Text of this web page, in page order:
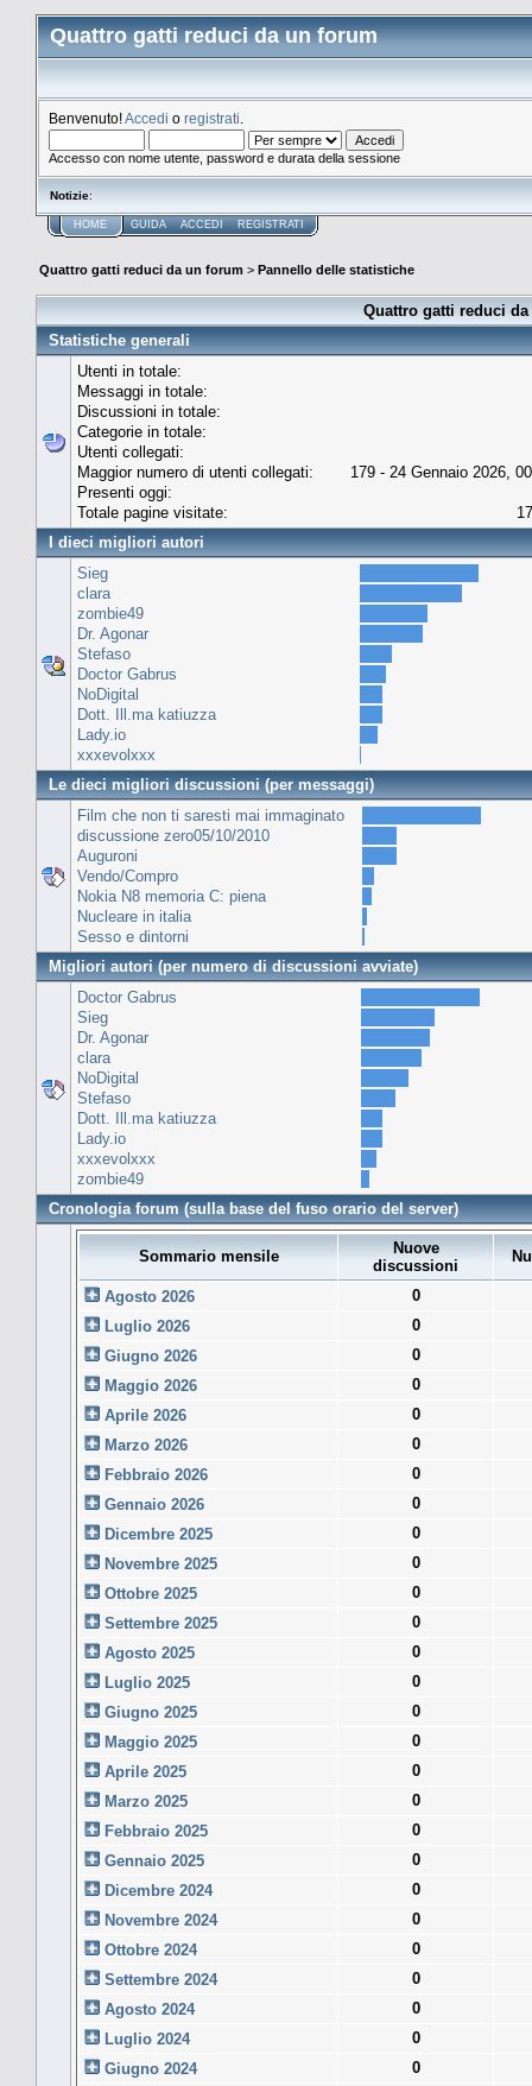
Quattro gatti reduci da un forum
Benvenuto!Accedi o registrati
Accesso con nome utente, password e durata della sessione
Notizie:
HOME GUIDA ACCEDI REGISTRATI
Quattro gatti reduci da un forum > Pannello delle statistiche
Quattro gatti reduci
Statistiche generali
Utenti in totale:
Messaggi in totale:
Discussioni in totale:
Categorie in totale:
Utenti collegati:
Maggior numero di utenti collegati:
179 - 24 Gennaio 2026,
Presenti oggi:
Totale pagine visitate:
I dieci migliori autori
Sieg
clara
zombie49
Dr. Agonar
Stefaso
Doctor Gabrus
NoDigital
Dott. Ill.ma katiuzza
Lady.io
xxxevolxxx
Le dieci migliori discussioni (per messaggi)
Film che non ti saresti mai immaginato
discussione zero05/10/2010
Auguroni
Vendo/Compro
Nokia N8 memoria C: piena
Nucleare in italia
Sesso e dintorni
Migliori autori (per numero di discussioni avviate)
Doctor Gabrus
Sieg
Dr. Agonar
clara
NoDigital
Stefaso
Dott. Ill.ma katiuzza
Lady.io
xxxevolxxx
zombie49
Cronologia forum (sulla base del fuso orario del server)
Sommario mensile
Nuove
discussioni
Agosto 2026
0
Luglio 2026
0
Giugno 2026
0
Maggio 2026
0
Aprile 2026
0
Marzo 2026
0
Febbraio 2026
0
Gennaio 2026
0
Dicembre 2025
0
Novembre 2025
0
Ottobre 2025
0
Settembre 2025
0
Agosto 2025
0
Luglio 2025
0
Giugno 2025
0
Maggio 2025
0
Aprile 2025
0
Marzo 2025
0
Febbraio 2025
0
Gennaio 2025
0
Dicembre 2024
0
Novembre 2024
0
Ottobre 2024
0
Settembre 2024
0
Agosto 2024
0
Luglio 2024
0
Giugno 2024
0